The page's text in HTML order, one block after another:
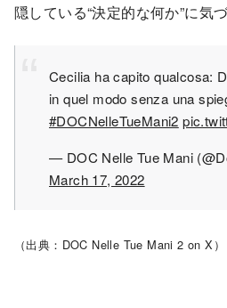
隠している“決定的な何か”に気づ
Cecilia ha capito qualcosa:
in quel modo senza una
#DOCNelleTueMani2
— DOC Nelle Tue Mani
March 17, 2022
（出典：DOC Nelle Tue Mani 2 on X）